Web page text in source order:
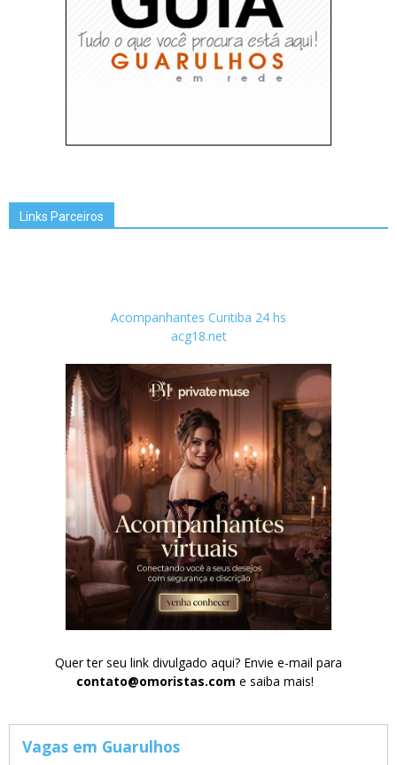
Links Parceiros
Acompanhantes Curitiba 24 hs
acg18.net
Quer ter seu link divulgado aqui? Envie e-mail para
contato@omoristas.com e saiba mais!
Vagas em Guarulhos